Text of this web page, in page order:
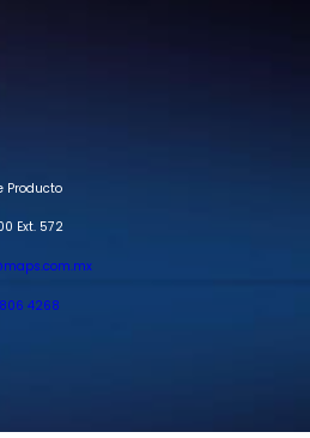
Producto
Ext. 572
4268